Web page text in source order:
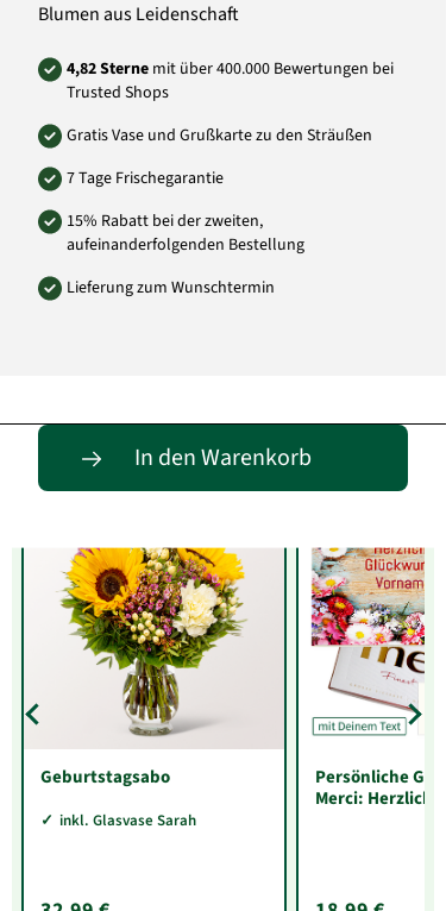
immer dem Wert entsprechende Blumen in
verwendet wird.
Art.-Nr.: LU19
Blumen aus Leidenschaft
4,82 Sterne mit über 400.000 Bewertungen bei
Trusted Shops
Gratis Vase und Grußkarte zu den Sträußen
7 Tage Frischegarantie
15% Rabatt bei der zweiten,
aufeinanderfolgenden Bestellung
Lieferung zum Wunschtermin
In den Warenkorb
Entdecke passende Alternativen
Geburtstagsabo
inkl. Glasvase Sarah
Persönliche
Merci: Herzlichen